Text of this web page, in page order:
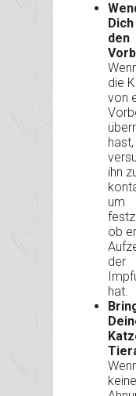
den
die
von
hast,
ihn
um
ob
der
hat.
keine